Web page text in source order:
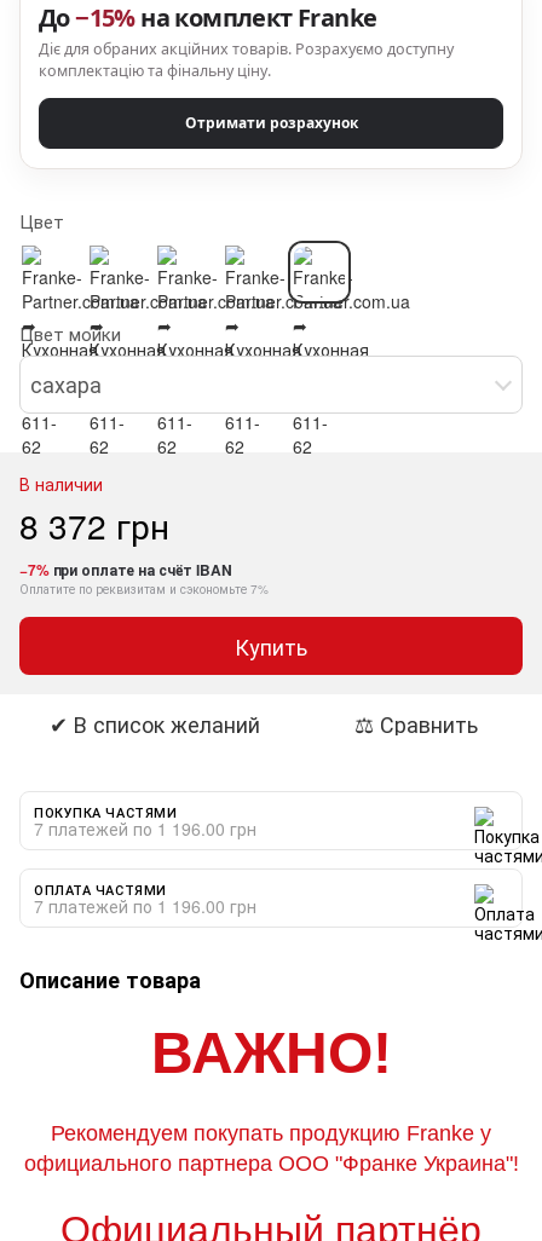
До−15%на комплект Franke
Діє для обраних акційних товарів. Розрахуємо доступну
комплектацію та фінальну ціну.
Отримати розрахунок
Цвет
Цвет мойки
сахара
В наличии
8 372 грн
−7%при оплате на счёт IBAN
Оплатите по реквизитам и сэкономьте 7%
Купить
✔ В список желаний ⚖ Сравнить
ПОКУПКА ЧАСТЯМИ
7 платежей по 1 196.00 грн
ОПЛАТА ЧАСТЯМИ
7 платежей по 1 196.00 грн
Описание товара
ВАЖНО!
Рекомендуем покупать продукцию Franke у
официального партнера ООО "Франке Украина"!
Официальный партнёр